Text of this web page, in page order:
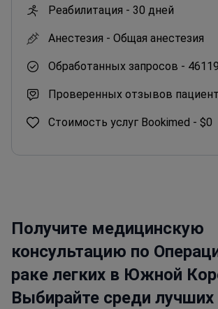
Реабилитация - 30 дней
Анестезия - Общая анестезия
Обработанных запросов - 46119
Проверенных отзывов
Стоимость услуг Bookimed - $0
Получите медицинскую
консультацию по
раке легких в Южной
Выбирайте среди лучших